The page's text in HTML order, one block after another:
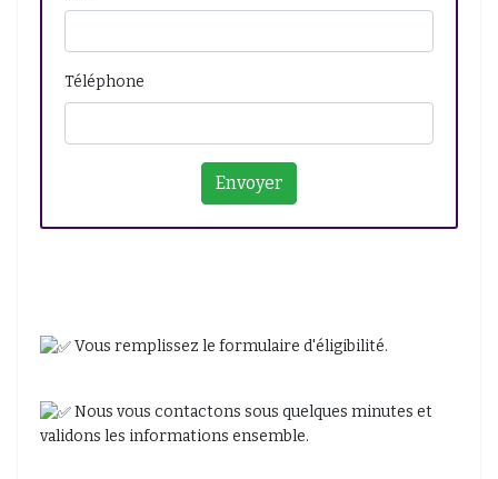
Téléphone
Vous remplissez le formulaire d'éligibilité.
Nous vous contactons sous quelques minutes et
validons les informations ensemble.